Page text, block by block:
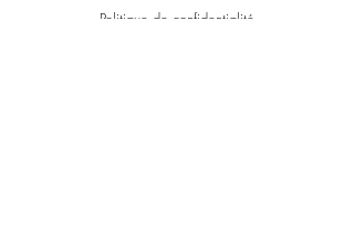
Politique de confidentialité